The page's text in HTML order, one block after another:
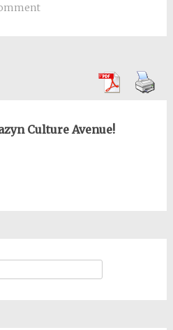
Culture Avenue!